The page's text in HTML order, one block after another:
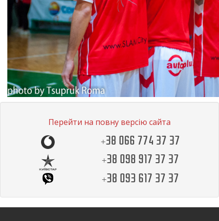
Перейти на повну версію сайта
+38 066 774 37 37
+38 098 917 37 37
+38 093 617 37 37